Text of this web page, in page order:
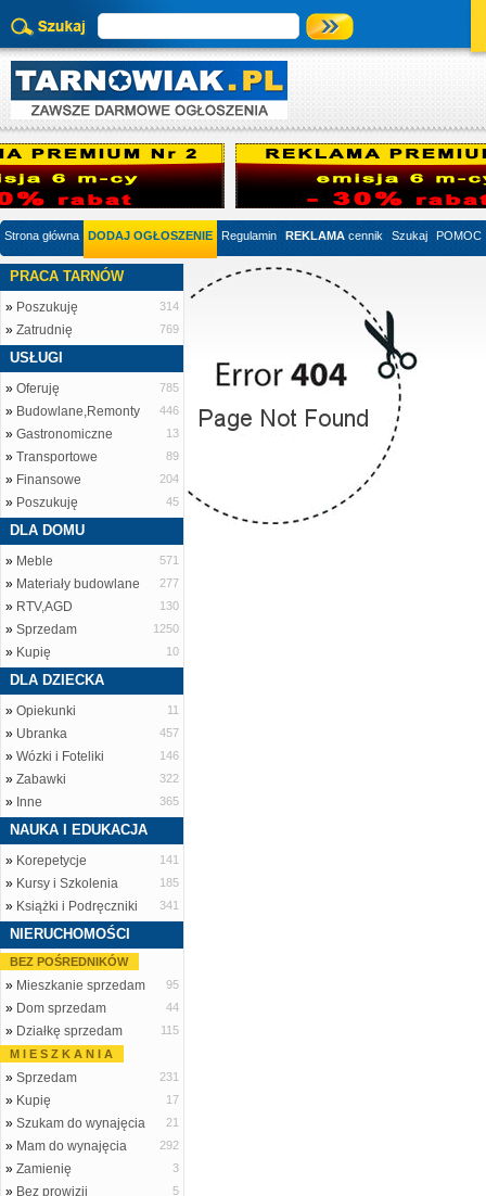
Strona główna DODAJ OGŁOSZENIE Regulamin REKLAMA cennik Szukaj POMOC
PRACA TARNÓW
» Poszukuję 314
» Zatrudnię 769
USŁUGI
» Oferuję 785
» Budowlane,Remonty 446
» Gastronomiczne 13
» Transportowe 89
» Finansowe 204
» Poszukuję 45
DLA DOMU
» Meble 571
» Materiały budowlane 277
» RTV,AGD 130
» Sprzedam 1250
» Kupię 10
DLA DZIECKA
» Opiekunki 11
» Ubranka 457
» Wózki i Foteliki 146
» Zabawki 322
» Inne 365
NAUKA I EDUKACJA
» Korepetycje 141
» Kursy i Szkolenia 185
» Książki i Podręczniki 341
NIERUCHOMOŚCI
BEZ POŚREDNIKÓW
» Mieszkanie sprzedam 95
» Dom sprzedam 44
» Działkę sprzedam
115
M I E S Z K A N I A
» Sprzedam 231
» Kupię 17
» Szukam do wynajęcia 21
» Mam do wynajęcia 292
» Zamienię 3
» Bez prowizji
5